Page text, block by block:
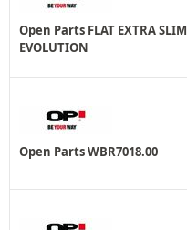
Open Parts FLAT EXTRA SLIM
EVOLUTION
Open Parts WBR7018.00